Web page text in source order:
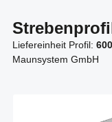
Liefereinheit Profil:
Maunsystem GmbH